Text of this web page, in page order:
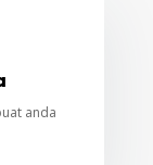
anda